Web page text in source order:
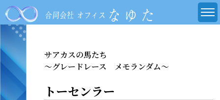
サアカスの馬たち
～グレードレース メモランダム～
トーセンラー